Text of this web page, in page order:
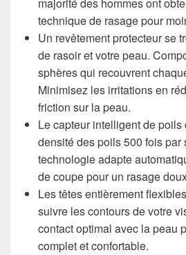
majorité des hommes ont
technique de rasage pour
Un revêtement protecteur se
de rasoir et votre peau.
sphères qui recouvrent
Minimisez les irritations en
friction sur la peau.
Le capteur intelligent de
densité des poils 500 fois par
technologie adapte
de coupe pour un rasage
Les têtes entièrement
suivre les contours de votre
contact optimal avec la peau
complet et confortable.